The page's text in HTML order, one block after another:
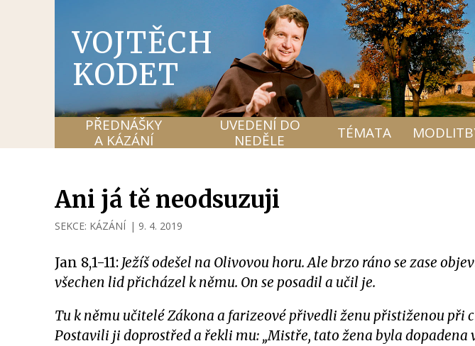
VOJTĚCH
KODET
PŘEDNÁŠKY
A KÁZÁNÍ
UVEDENÍ DO
NEDĚLE
TÉMATA
Ani já tě neodsuzuji
SEKCE: KÁZÁNÍ | 9. 4. 2019
Jan 8,1-11: Ježíš odešel na Olivovou horu. Ale brzo ráno se zase
všechen lid přicházel k němu. On se posadil a učil je.
Tu k němu učitelé Zákona a farizeové přivedli ženu přistiženou při
Postavili ji doprostřed a řekli mu: „Mistře, tato žena byla dopadena